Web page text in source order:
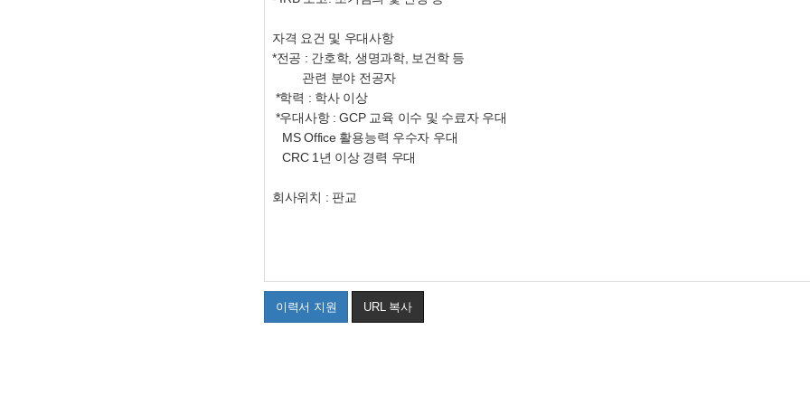
자격 요건 및 우대사항
*전공 : 간호학, 생명과학, 보건학 등
관련 분야 전공자
*학력 : 학사 이상
*우대사항 : GCP 교육 이수 및 수료자 우대
MS Office 활용능력 우수자 우대
CRC 1년 이상 경력 우대
회사위치 : 판교
이력서 지원 URL 복사